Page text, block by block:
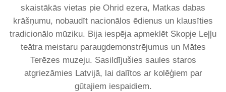
skaistākās vietas pie Ohrid ezera, Matkas dabas
krāšņumu, nobaudīt nacionālos ēdienus un klausīties
tradicionālo mūziku. Bija iespēja apmeklēt Skopje Leļļu
teātra meistaru paraugdemonstrējumus un Mātes
Terēzes muzeju. Sasildījušies saules staros
atgriezāmies Latvijā, lai dalītos ar kolēģiem par
gūtajiem iespaidiem.